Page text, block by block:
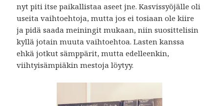
nyt piti itse paikallistaa aseet jne. Kasvissyöjälle oli
useita vaihtoehtoja, mutta jos ei tosiaan ole kiire
ja pidä saada meiningit mukaan, niin suosittelisin
kyllä jotain muuta vaihtoehtoa. Lasten kanssa
ehkä jotkut sämppärit, mutta edelleenkin,
viihtyisämpiäkin mestoja löytyy.